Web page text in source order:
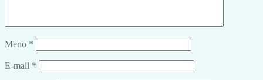
Meno *
E-mail *